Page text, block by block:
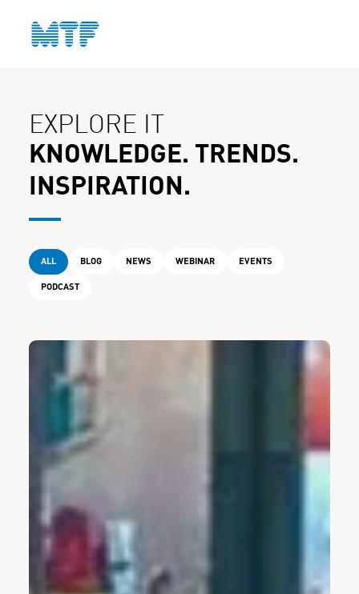
EXPLORE IT
KNOWLEDGE. TRENDS.
INSPIRATION.
ALL BLOG NEWS WEBINAR EVENTS
PODCAST